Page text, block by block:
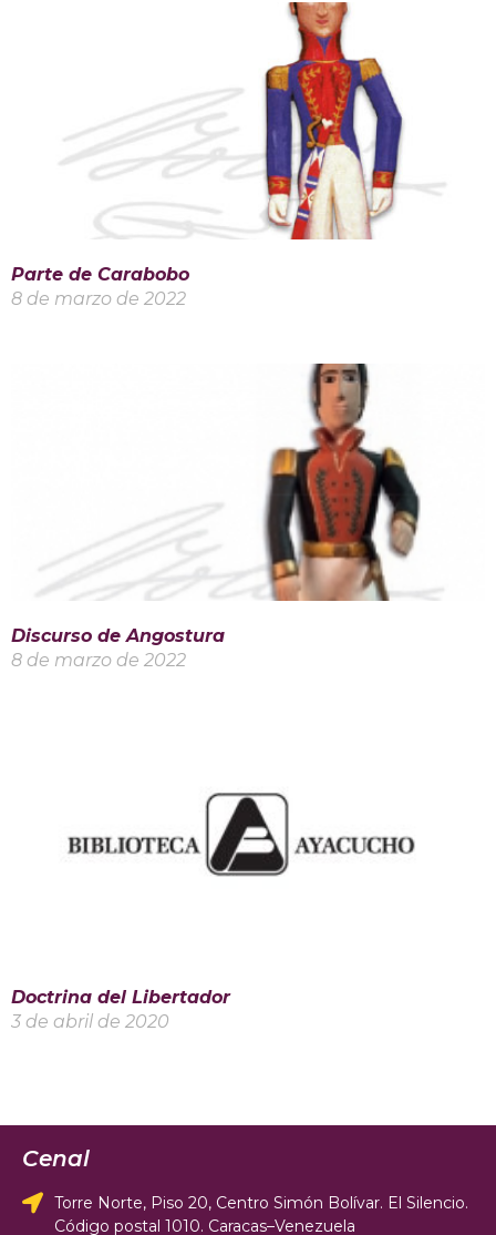
Parte de Carabobo
8 de marzo de 2022
Discurso de Angostura
8 de marzo de 2022
Doctrina del Libertador
3 de abril de 2020
Cenal
Torre Norte, Piso 20, Centro Simón Bolívar. El Silencio.
Código postal 1010. Caracas–Venezuela